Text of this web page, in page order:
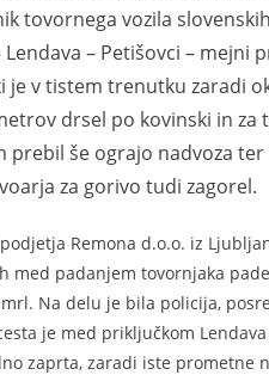
tovornega vozila
– Petišovci – mejni
je v tistem trenutku zaradi
drsel po kovinski in za
še ograjo nadvoza
za gorivo tudi zagorel.
Remona d.o.o. iz
med padanjem tovornjaka
Na delu je bila policija,
je med priključkom
zaprta, zaradi iste prometne